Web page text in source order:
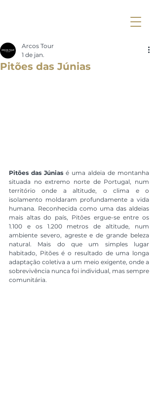
Pitões das Júnias
Arcos Tour
1 de jan.
Pitões das Júnias é uma aldeia de montanha
situada no extremo norte de Portugal, num
território onde a altitude, o clima e o
isolamento moldaram profundamente a vida
humana. Reconhecida como uma das aldeias
mais altas do país, Pitões ergue-se entre os
1.100 e os 1.200 metros de altitude, num
ambiente severo, agreste e de grande beleza
natural. Mais do que um simples lugar
habitado, Pitões é o resultado de uma longa
adaptação coletiva a um meio exigente, onde a
sobrevivência nunca foi individual, mas sempre
comunitária.